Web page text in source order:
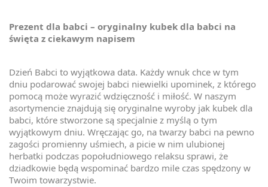
Prezent dla babci – oryginalny kubek dla babci na
święta z ciekawym napisem
Dzień Babci to wyjątkowa data. Każdy wnuk chce w tym
dniu podarować swojej babci niewielki upominek, z którego
pomocą może wyrazić wdzięczność i miłość. W naszym
asortymencie znajdują się oryginalne wyroby jak kubek dla
babci, które stworzone są specjalnie z myślą o tym
wyjątkowym dniu. Wręczając go, na twarzy babci na pewno
zagości promienny uśmiech, a picie w nim ulubionej
herbatki podczas popołudniowego relaksu sprawi, że
dziadkowie będą wspominać bardzo mile czas spędzony w
Twoim towarzystwie.